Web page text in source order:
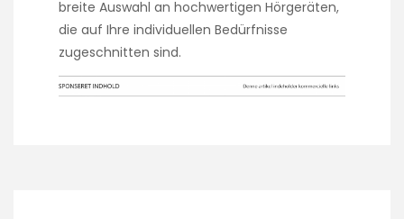
breite Auswahl an hochwertigen Hörgeräten,
die auf Ihre individuellen Bedürfnisse
zugeschnitten sind.